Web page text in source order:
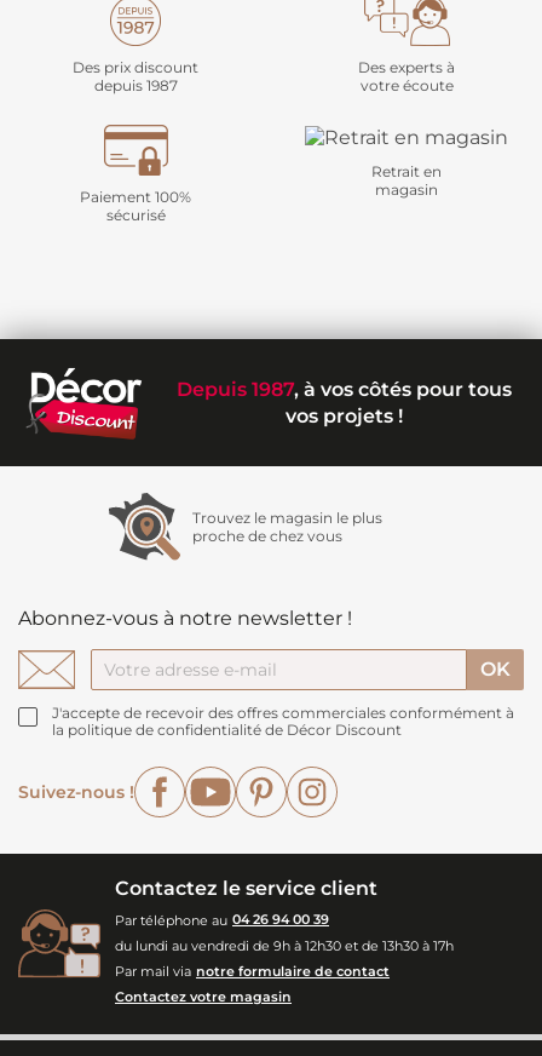
Des prix discount
depuis 1987
Des experts à
votre écoute
Paiement 100%
sécurisé
Retrait en
magasin
Depuis 1987, à vos côtés pour tous
vos projets !
Trouvez le magasin le plus
proche de chez vous
Abonnez-vous à notre newsletter !
J'accepte de recevoir des offres commerciales conformément à
la politique de confidentialité de Décor Discount
Suivez-nous !
FacebookYouTubePinterest
Contactez le service client
Par téléphone au 04 26 94 00 39
du lundi au vendredi de 9h à 12h30 et de 13h30 à 17h
Par mail via notre formulaire de contact
Contactez votre magasin